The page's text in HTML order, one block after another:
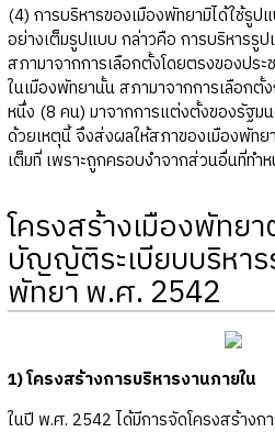
(4) การบริหารของเมืองพัทยามิได้ใช้รู
อย่างเต็มรูปแบบ กล่าวคือ การบริหารรู
สภามาจากการเลือกตั้งโดยตรงของปร
ในเมืองพัทยานั้น สภามาจากการเลือก
หนึ่ง (8 คน) มาจากการแต่งตั้งของรัฐม
ด้วยเหตุนี้ จึงส่งผลให้สภาของเมืองพัทย
เต็มที่ เพราะถูกครอบงำจากส่วนอื่นที่ทำ
โครงสร้างเมืองพัทย
บัญญัติระเบียบบริหาร
พัทยา พ.ศ. 2542
1) โครงสร้างการบริหารงานภายใน
ในปี พ.ศ. 2542 ได้มีการจัดโครงสร้างก